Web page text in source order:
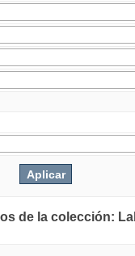
de la colección: